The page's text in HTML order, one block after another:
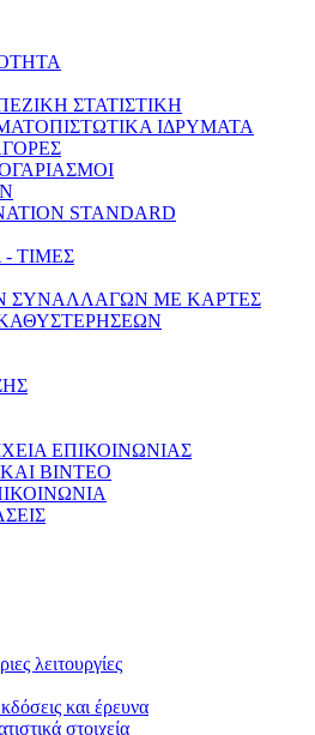
ΣΤΑΤΙΣΤΙΚΗ
ΙΔΡΥΜΑΤΑ
STANDARD
ΤΙΜΕΣ
ΣΥΝΑΛΛΑΓΩΝ ΜΕ ΚΑΡΤΕΣ
ΕΠΙΚΟΙΝΩΝΙΑΣ
ΒΙΝΤΕΟ
λειτουργίες
και έρευνα
στοιχεία